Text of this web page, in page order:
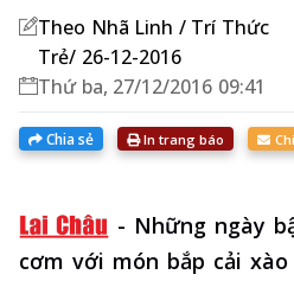
Theo Nhã Linh / Trí Thức
Trẻ/ 26-12-2016
Thứ ba, 27/12/2016 09:41
Chia sẻ In trang báo
- Những ngày
cơm với món bắp cải